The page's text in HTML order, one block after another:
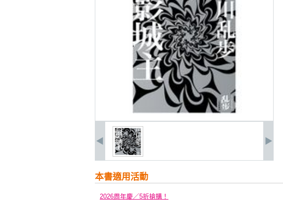
本書適用活動
2026周年慶／5折搶購！